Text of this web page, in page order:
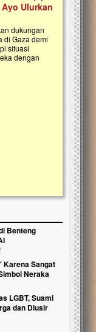
Ulurkan
dukungan
Gaza demi
situasi
dengan
Open
Rumah
Najjah di
Saat ini,
Najjahtul
kanak
Gedung
Benteng
Karena Sangat
Neraka
LGBT, Suami
dan Diusir